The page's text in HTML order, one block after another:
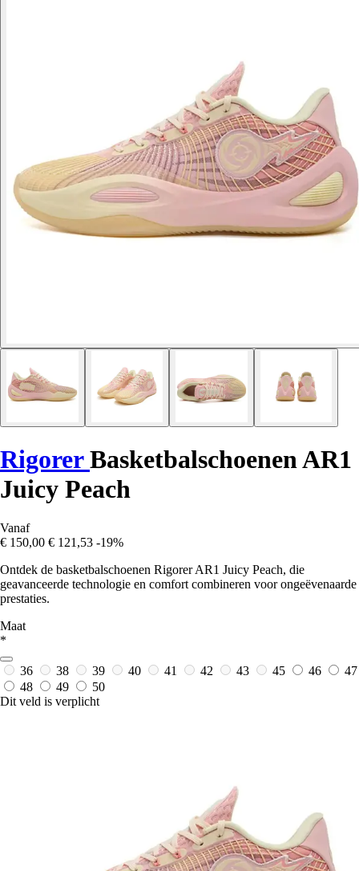
RigorerBasketbalschoenen AR1
Juicy Peach
Vanaf
€ 150,00 € 121,53 -19%
Ontdek de basketbalschoenen Rigorer AR1 Juicy Peach, die
geavanceerde technologie en comfort combineren voor ongeëvenaarde
prestaties.
Maat
*
36 38 39 40 41 42 43 45 46
47
48
49
50
Dit veld is verplicht